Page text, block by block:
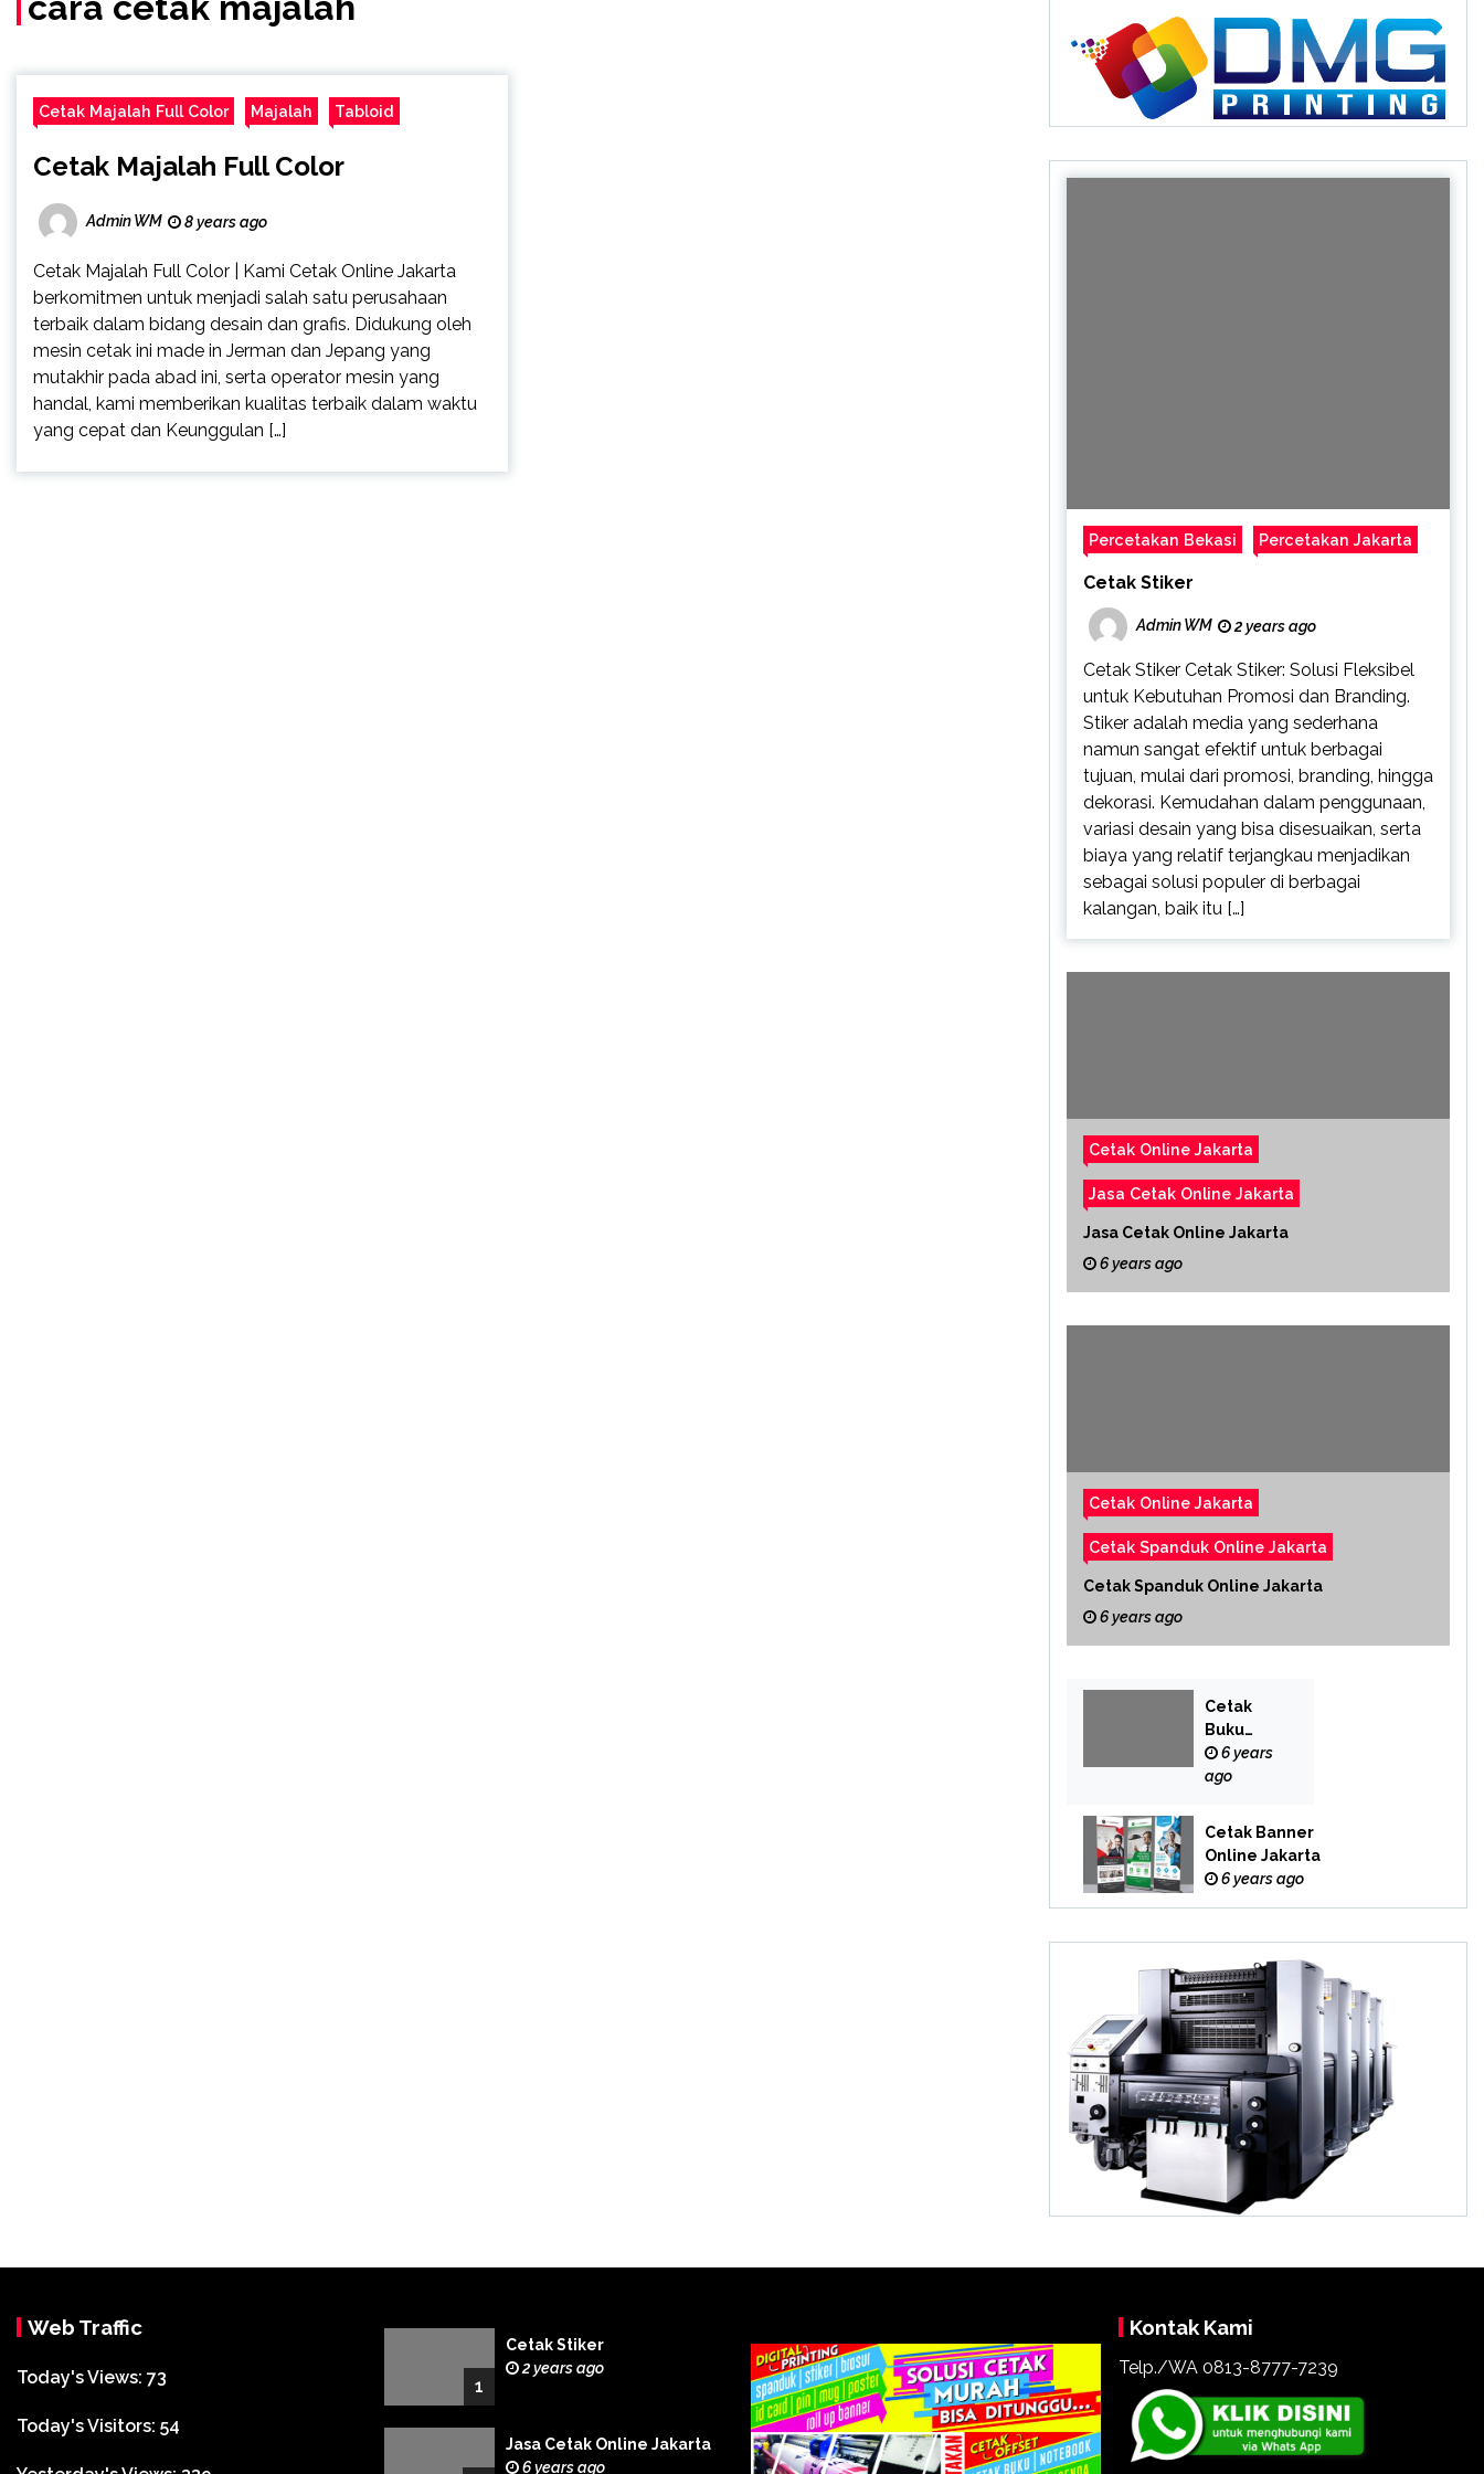
Cetak Majalah Full Color Majalah Tabloid
Cetak Majalah Full Color
Admin WM 8 years ago
Cetak Majalah Full Color | Kami Cetak Online Jakarta
berkomitmen untuk menjadi salah satu perusahaan
terbaik dalam bidang desain dan grafis. Didukung oleh
mesin cetak ini made in Jerman dan Jepang yang
mutakhir pada abad ini, serta operator mesin yang
handal, kami memberikan kualitas terbaik dalam waktu
yang cepat dan Keunggulan […]
Percetakan Bekasi Percetakan Jakarta
Cetak Stiker
Admin WM 2 years ago
Cetak Stiker Cetak Stiker: Solusi Fleksibel
untuk Kebutuhan Promosi dan Branding.
Stiker adalah media yang sederhana
namun sangat efektif untuk berbagai
tujuan, mulai dari promosi, branding, hingga
dekorasi. Kemudahan dalam penggunaan,
variasi desain yang bisa disesuaikan, serta
biaya yang relatif terjangkau menjadikan
sebagai solusi populer di berbagai
kalangan, baik itu […]
Cetak Online Jakarta
Jasa Cetak Online Jakarta
Jasa Cetak Online Jakarta
6 years ago
Cetak Online Jakarta
Cetak Spanduk Online Jakarta
Cetak Spanduk Online Jakarta
6 years ago
Cetak
Buku
Yasin
Online
6 years
ago
Cetak Banner
Online Jakarta
6 years ago
Web Traffic
Today's Views: 73
Today's Visitors: 54
1
Cetak Stiker
2 years ago
Jasa Cetak Online Jakarta
6 years ago
Kontak Kami
Telp./WA 0813-8777-7239